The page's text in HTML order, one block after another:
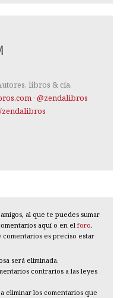
libros & cía.
· @zendalibros
al que te puedes sumar
aquí o en el foro.
es preciso estar
será eliminada.
contrarios a las leyes
eliminar los comentarios que